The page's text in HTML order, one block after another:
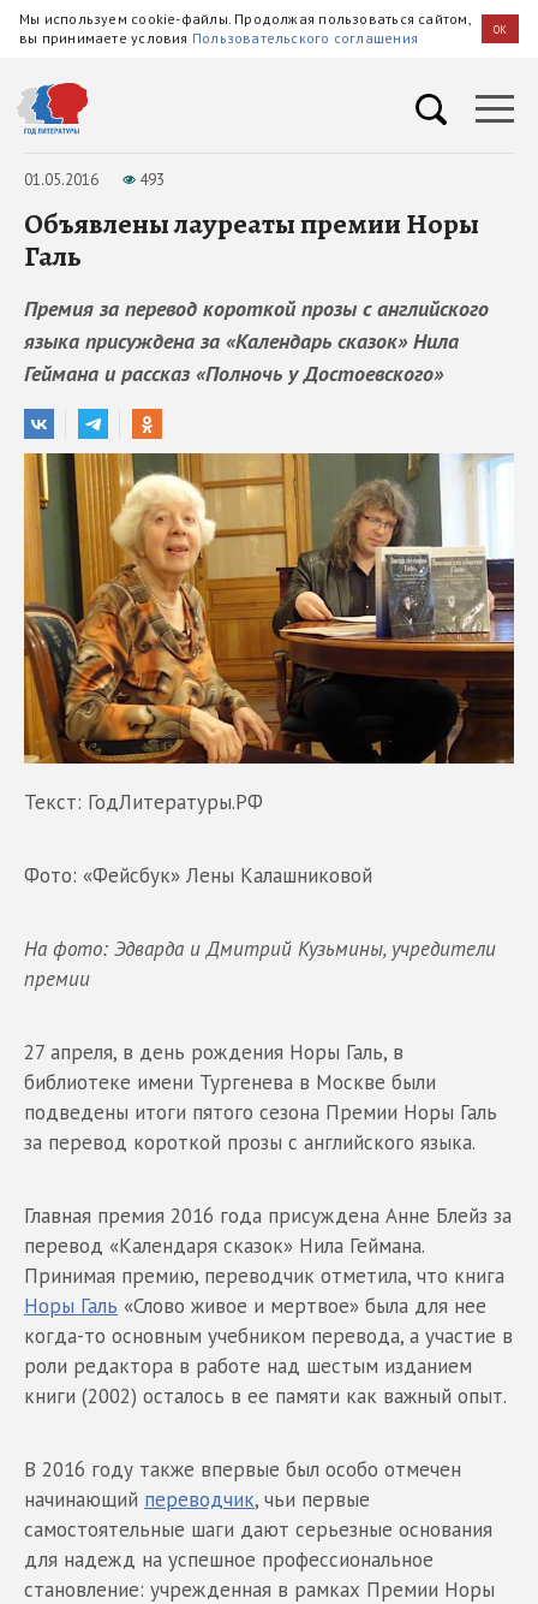
Мы используем cookie-файлы. Продолжая пользоваться сайтом,
вы принимаете условия Пользовательского соглашения OK
01.05.2016 493
Объявлены лауреаты премии Норы
Галь
Премия за перевод короткой прозы с английского
языка присуждена за «Календарь сказок» Нила
Геймана и рассказ «Полночь у Достоевского»
Текст: ГодЛитературы.РФ
Фото: «Фейсбук» Лены Калашниковой
На фото: Эдварда и Дмитрий Кузьмины, учредители
премии
27 апреля, в день рождения Норы Галь, в
библиотеке имени Тургенева в Москве были
подведены итоги пятого сезона Премии Норы Галь
за перевод короткой прозы с английского языка.
Главная премия 2016 года присуждена Анне Блейз за
перевод «Календаря сказок» Нила Геймана.
Принимая премию, переводчик отметила, что книга
Норы Галь «Слово живое и мертвое» была для нее
когда-то основным учебником перевода, а участие в
роли редактора в работе над шестым изданием
книги (2002) осталось в ее памяти как важный опыт.
В 2016 году также впервые был особо отмечен
начинающий переводчик, чьи первые
самостоятельные шаги дают серьезные основания
для надежд на успешное профессиональное
становление: учрежденная в рамках Премии Норы